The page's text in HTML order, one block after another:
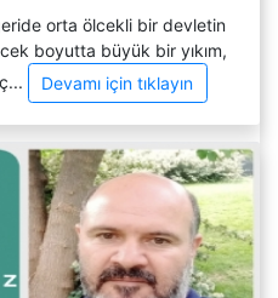
orta ölcekli bir devletin
boyutta büyük bir yıkım,
Devamı için tıklayın